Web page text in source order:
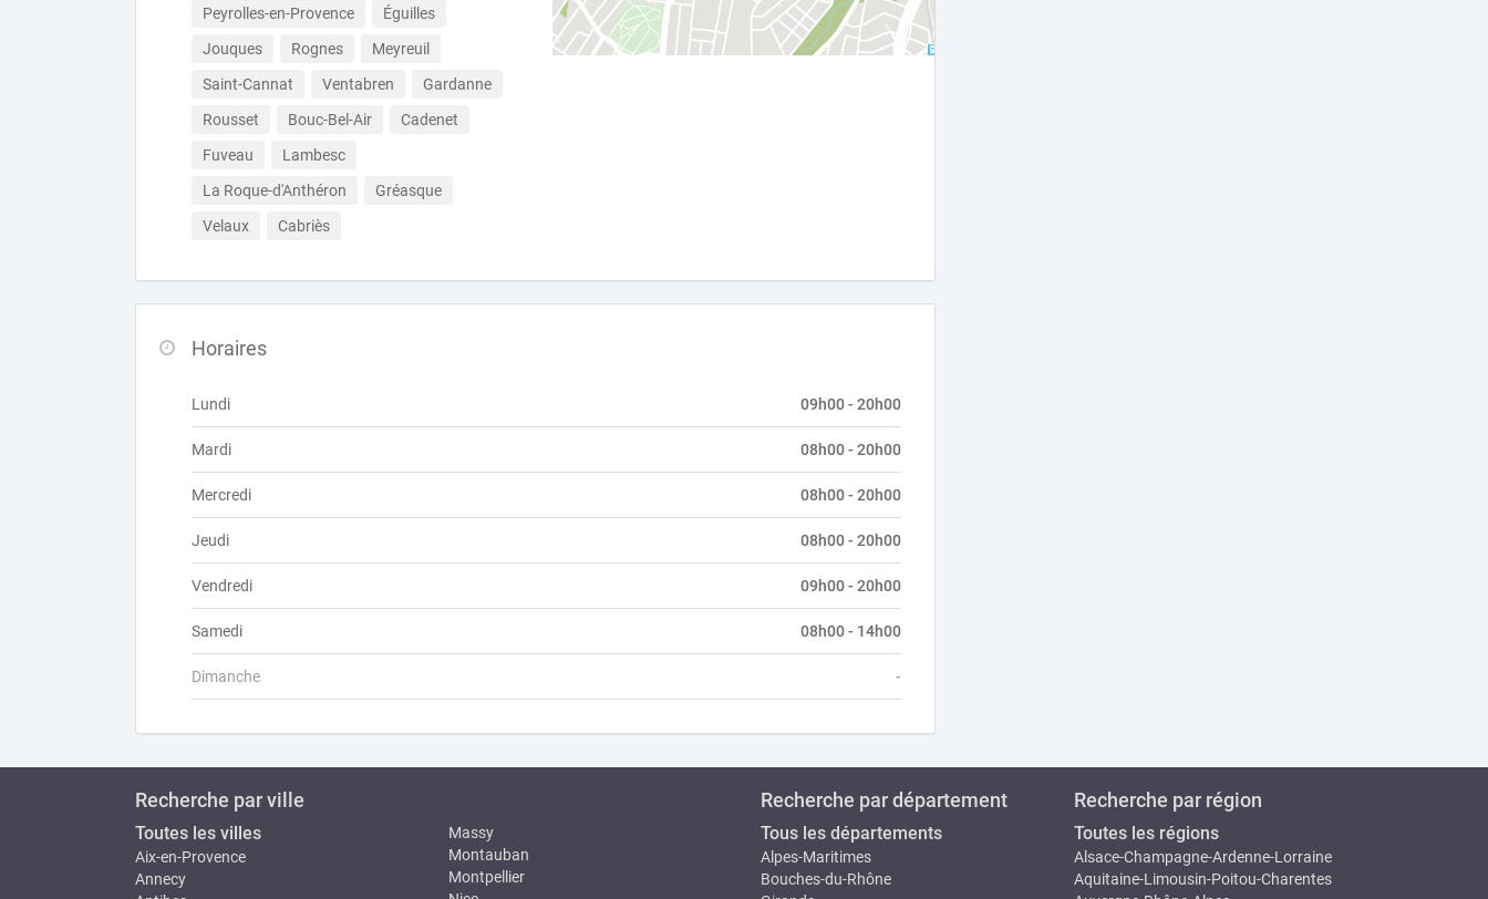
Peyrolles-en-Provence
Éguilles
Jouques
Rognes
Meyreuil
Saint-Cannat
Ventabren
Gardanne
Rousset
Bouc-Bel-Air
Cadenet
Fuveau
Lambesc
La Roque-d'Anthéron
Gréasque
Velaux
Cabriès
Horaires
Lundi 09h00 - 20h00
Mardi 08h00 - 20h00
Mercredi 08h00 - 20h00
Jeudi 08h00 - 20h00
Vendredi 09h00 - 20h00
Samedi 08h00 - 14h00
Dimanche -
Recherche par ville
Toutes les villes
Aix-en-Provence
Annecy
Massy
Montauban
Montpellier
Recherche par département
Tous les départements
Alpes-Maritimes
Bouches-du-Rhône
Recherche par région
Toutes les régions
Alsace-Champagne-Ardenne-Lorraine
Aquitaine-Limousin-Poitou-Charentes